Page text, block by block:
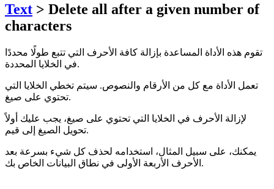
Text > Delete all after a given number of
characters
تقوم هذه الأداة المساعدة بإزالة كافة الأحرف التي تتبع طولًا محددًا
في الخلايا المحددة.
تعمل الأداة مع كل من الأرقام والنصوص. سيتم تخطي الخلايا التي
تحتوي على صيغ.
لإزالة الأحرف في الخلايا التي تحتوي على صيغ، يجب عليك أولاً
تحويل الصيغ إلى قيم.
يمكنك، على سبيل المثال، استخدامه لحذف كل شيء بسرعة بعد
الأحرف الأربعة الأولى في نطاق البيانات الخاص بك.